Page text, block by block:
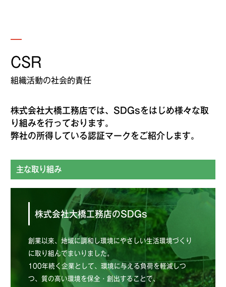
CSR
組織活動の社会的責任
株式会社大橋工務店では、SDGsをはじめ様々な取
り組みを行っております。
弊社の所得している認証マークをご紹介します。
主な取り組み
株式会社大橋工務店のSDGs
創業以来、地域に調和し環境にやさしい生活環境づくり
に取り組んでまいりました。
100年続く企業として、環境に与える負荷を軽減しつ
つ、質の高い環境を保全・創出することで、